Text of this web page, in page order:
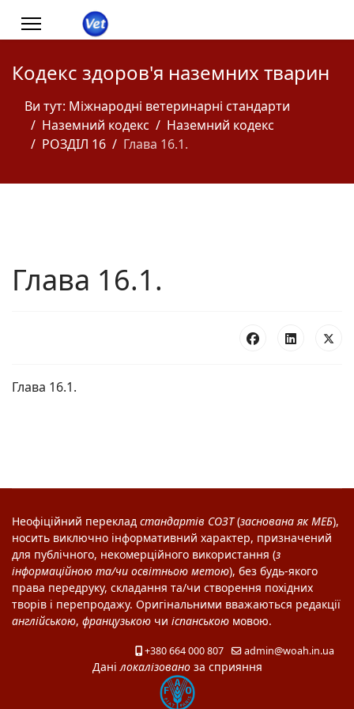
Кодекс здоров'я наземних тварин
Ви тут: Міжнародні ветеринарні стандарти
Наземний кодекс
Наземний кодекс
РОЗДІЛ 16
Глава 16.1.
Глава 16.1.
Глава 16.1.
Неофіційний переклад стандартів СОЗТ(заснована якМЕБ),
носить виключно інформативний характер, призначений
для публічного, некомерційного використання (з
інформаційною та/чи освітньою метою), без будь-якого
права передруку, складання та/чи створення похідних
творів і перепродажу. Оригінальними вважаються редакції
англійською, французькою чи іспанською мовою.
+380 664 000 807 admin@woah.in.ua
Данілокалізованоза сприяння